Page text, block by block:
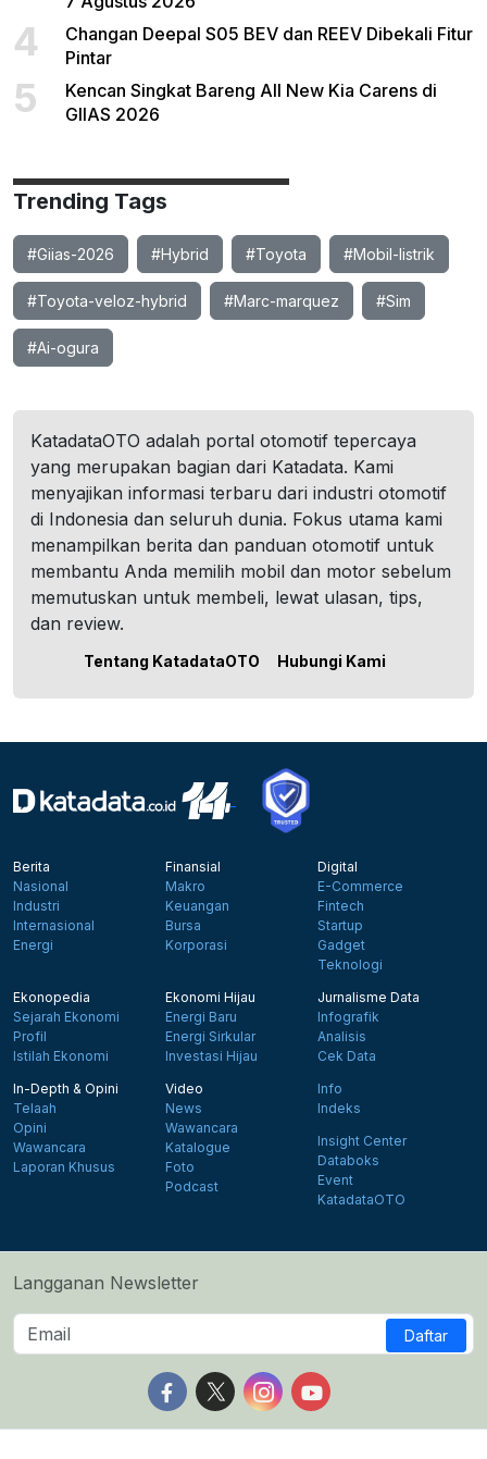
4
Changan Deepal S05 BEV dan REEV Dibekali Fitur
Pintar
5
Kencan Singkat Bareng All New Kia Carens di
GIIAS 2026
Trending Tags
#Giias-2026 #Hybrid #Toyota #Mobil-listrik
#Toyota-veloz-hybrid #Marc-marquez #Sim
#Ai-ogura
KatadataOTO adalah portal otomotif tepercaya
yang merupakan bagian dari Katadata. Kami
menyajikan informasi terbaru dari industri otomotif
di Indonesia dan seluruh dunia. Fokus utama kami
menampilkan berita dan panduan otomotif untuk
membantu Anda memilih mobil dan motor sebelum
memutuskan untuk membeli, lewat ulasan, tips,
dan review.
Tentang KatadataOTO Hubungi Kami
Berita
Nasional
Industri
Internasional
Energi
Finansial
Makro
Keuangan
Bursa
Korporasi
Digital
E-Commerce
Fintech
Startup
Gadget
Teknologi
Ekonopedia
Sejarah Ekonomi
Profil
Istilah Ekonomi
Ekonomi Hijau
Energi Baru
Energi Sirkular
Investasi Hijau
Jurnalisme Data
Infografik
Analisis
Cek Data
In-Depth & Opini
Telaah
Opini
Wawancara
Laporan Khusus
Video
News
Wawancara
Katalogue
Foto
Podcast
Info
Indeks
Insight Center
Databoks
Event
KatadataOTO
Langganan Newsletter
Daftar
Follow us on Facebook
Follow us on X
Follow us on Instagram
Follow us on